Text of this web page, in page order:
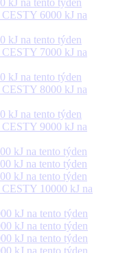
kJ na tento týden
6000 kJ na
kJ na tento týden
7000 kJ na
kJ na tento týden
8000 kJ na
kJ na tento týden
9000 kJ na
kJ na tento týden
kJ na tento týden
kJ na tento týden
10000 kJ na
kJ na tento týden
kJ na tento týden
kJ na tento týden
kJ na tento týden